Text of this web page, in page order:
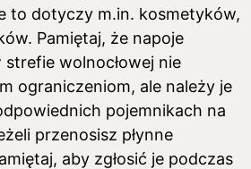
to dotyczy m.in. kosmetyków,
Pamiętaj, że napoje
strefie wolnocłowej nie
ograniczeniom, ale należy je
pojemnikach na
przenosisz płynne
aby zgłosić je podczas